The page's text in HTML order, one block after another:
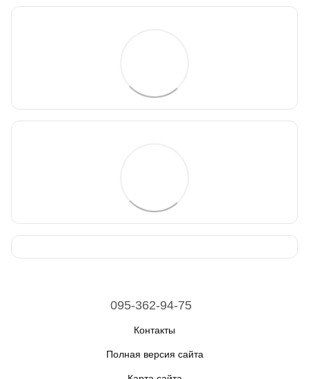
095-362-94-75
Контакты
Полная версия сайта